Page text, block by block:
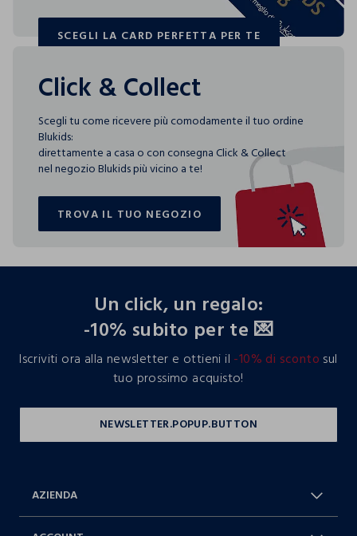
SCEGLI LA CARD PERFETTA PER TE
SCEGLI LA CARD PERFETTA PER TE
Click & Collect
Scegli tu come ricevere più comodamente il tuo ordine
Blukids:
direttamente a casa o con consegna Click & Collect
nel negozio Blukids più vicino a te!
TROVA IL TUO NEGOZIO
TROVA IL TUO NEGOZIO
Un click, un regalo:
-10% subito per te 💌
Iscriviti ora alla newsletter e ottieni il -10% di sconto sul
tuo prossimo acquisto!
AZIENDA